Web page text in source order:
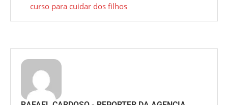
curso para cuidar dos filhos